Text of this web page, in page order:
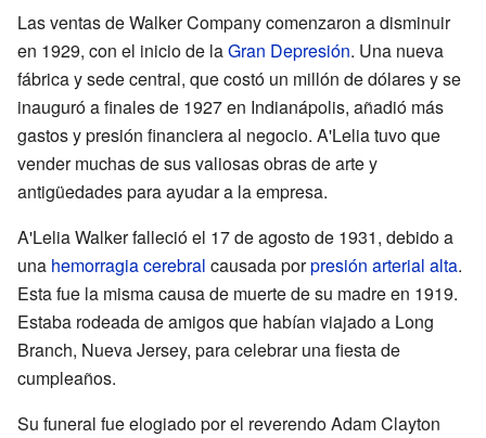
Las ventas de Walker Company comenzaron a disminuir
en 1929, con el inicio de laGran Depresión. Una nueva
fábrica y sede central, que costó un millón de dólares y se
inauguró a finales de 1927 en Indianápolis, añadió más
gastos y presión financiera al negocio. A'Lelia tuvo que
vender muchas de sus valiosas obras de arte y
antigüedades para ayudar a la empresa.
A'Lelia Walker falleció el 17 de agosto de 1931, debido a
una hemorragia cerebral causada porpresión arterial alta.
Esta fue la misma causa de muerte de su madre en 1919.
Estaba rodeada de amigos que habían viajado a Long
Branch, Nueva Jersey, para celebrar una fiesta de
cumpleaños.
Su funeral fue elogiado por el reverendo Adam Clayton